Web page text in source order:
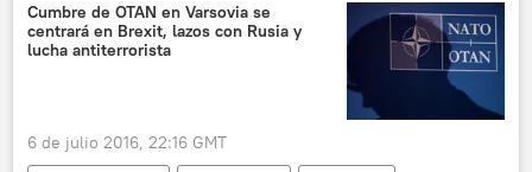
Cumbre de OTAN en Varsovia se
centrará en Brexit, lazos con Rusia y
lucha antiterrorista
6 de julio 2016, 22:16 GMT